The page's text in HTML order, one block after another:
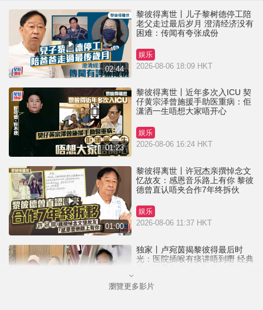
02:44
黎彼得离世丨儿子黎树德停工陪
老父走过最后岁月 澄清经济没有
困难：传闻有夸张成份
娱乐
2026-08-06 18:09 HKT
01:23
黎彼得离世丨近年多次入ICU 契
仔黄宗泽曾施援手助医重病：佢
潇洒一生唔想大家唔开心
娱乐
2026-08-06 16:24 HKT
01:00
黎彼得离世丨许冠杰亲撰悼念文
忆故友：感恩音乐路上有你 黎彼
德曾直认唔夹合作7年终拆伙
娱乐
2026-08-06 11:37 HKT
独家丨卢宛茵揭黎彼得最后时
光：医院插喉有痰讲唔到嘢 经典
娱乐
瀏覽更多影片